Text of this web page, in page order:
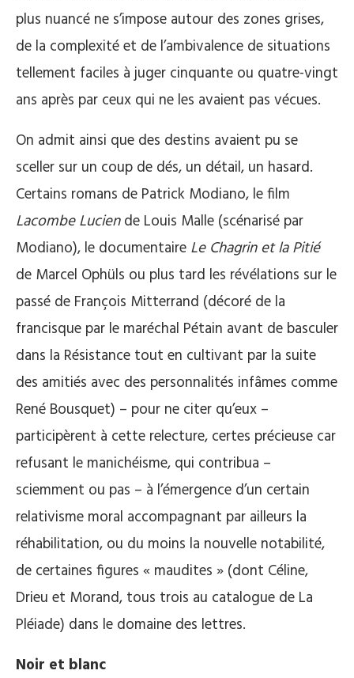
plus nuancé ne s’impose autour des zones grises,
de la complexité et de l’ambivalence de situations
tellement faciles à juger cinquante ou quatre-vingt
ans après par ceux qui ne les avaient pas vécues.
On admit ainsi que des destins avaient pu se
sceller sur un coup de dés, un détail, un hasard.
Certains romans de Patrick Modiano, le film
Lacombe Luciende Louis Malle (scénarisé par
Modiano), le documentaire Le Chagrin et la Pitié
de Marcel Ophüls ou plus tard les révélations sur le
passé de François Mitterrand (décoré de la
francisque par le maréchal Pétain avant de basculer
dans la Résistance tout en cultivant par la suite
des amitiés avec des personnalités infâmes comme
René Bousquet) – pour ne citer qu’eux –
participèrent à cette relecture, certes précieuse car
refusant le manichéisme, qui contribua –
sciemment ou pas – à l’émergence d’un certain
relativisme moral accompagnant par ailleurs la
réhabilitation, ou du moins la nouvelle notabilité,
de certaines figures « maudites » (dont Céline,
Drieu et Morand, tous trois au catalogue de La
Pléiade) dans le domaine des lettres.
Noir et blanc